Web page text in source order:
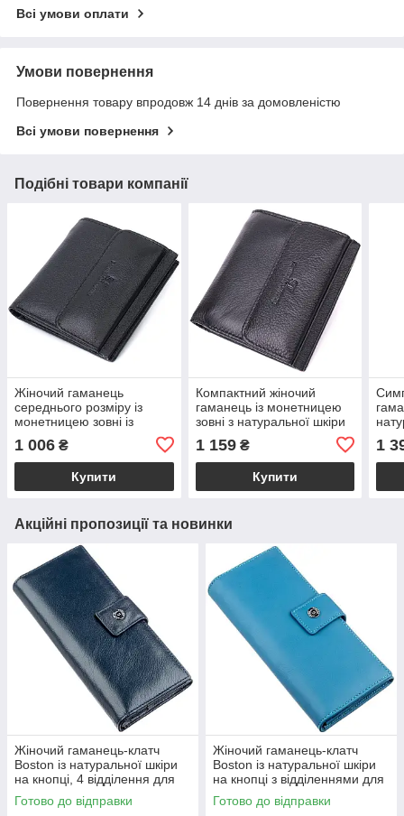
Всі умови оплати
Умови повернення
Повернення товару впродовж 14 днів за домовленістю
Всі умови повернення
Подібні товари компанії
Жіночий гаманець
середнього розміру із
монетницею зовні із
Leather 22719 Чорний
1 006 ₴
Купити
Компактний жіночий
гаманець із монетницею
зовні з натуральної шкіри
ST Leather 22542 Чорний
1 159₴
Купити
1
Акційні пропозиції та новинки
Жіночий гаманець-клатч
Boston із натуральної шкіри
на кнопці, 4 відділення для
купюр і 14 для карток, сіро-
блакитний VL18844
Готово до відправки
Жіночий гаманець-клатч
Boston із натуральної шкіри
на кнопці з відділеннями для
документів, блакитний
VL18845
Готово до відправки